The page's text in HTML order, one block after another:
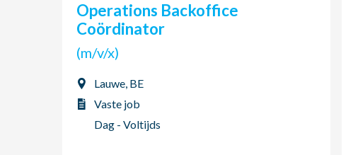
Operations Backoffice
Coördinator
(m/v/x)
Lauwe, BE
Vaste job
Dag - Voltijds